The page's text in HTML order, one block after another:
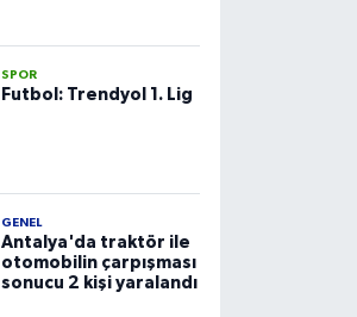
SPOR
Futbol: Trendyol 1. Lig
GENEL
Antalya'da traktör ile
otomobilin çarpışması
sonucu 2 kişi yaralandı